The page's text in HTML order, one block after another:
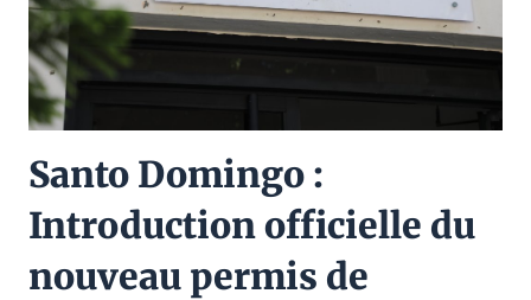
Santo Domingo :
Introduction officielle du
nouveau permis de